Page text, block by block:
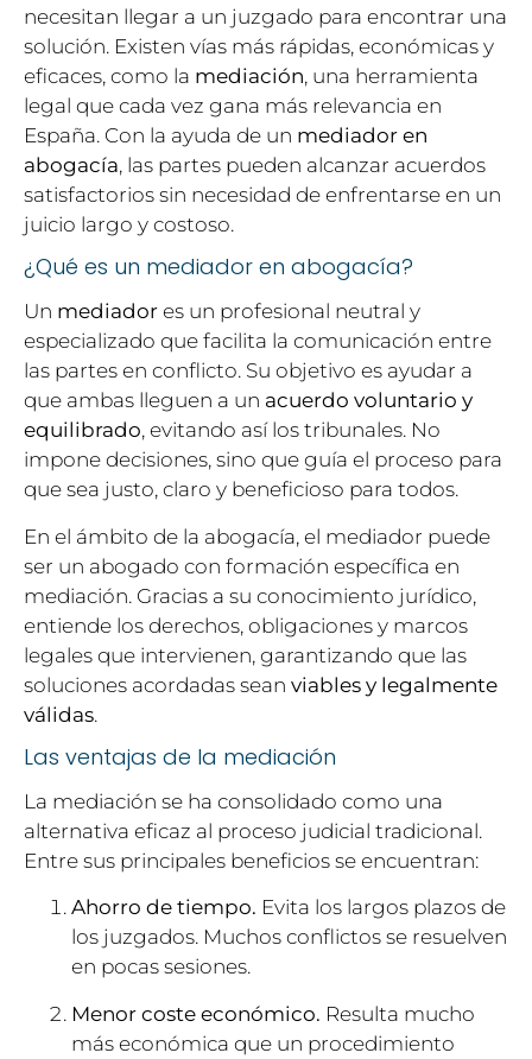
necesitan llegar a un juzgado para encontrar una
solución. Existen vías más rápidas, económicas y
eficaces, como la mediación, una herramienta
legal que cada vez gana más relevancia en
España. Con la ayuda de un mediador en
abogacía, las partes pueden alcanzar acuerdos
satisfactorios sin necesidad de enfrentarse en un
juicio largo y costoso.
¿Qué es un mediador en abogacía?
Un mediador es un profesional neutral y
especializado que facilita la comunicación entre
las partes en conflicto. Su objetivo es ayudar a
que ambas lleguen a un acuerdo voluntario y
equilibrado, evitando así los tribunales. No
impone decisiones, sino que guía el proceso para
que sea justo, claro y beneficioso para todos.
En el ámbito de la abogacía, el mediador puede
ser un abogado con formación específica en
mediación. Gracias a su conocimiento jurídico,
entiende los derechos, obligaciones y marcos
legales que intervienen, garantizando que las
soluciones acordadas sean viables y legalmente
válidas.
Las ventajas de la mediación
La mediación se ha consolidado como una
alternativa eficaz al proceso judicial tradicional.
Entre sus principales beneficios se encuentran:
Ahorro de tiempo. Evita los largos plazos de
los juzgados. Muchos conflictos se resuelven
en pocas sesiones.
Menor coste económico. Resulta mucho
más económica que un procedimiento